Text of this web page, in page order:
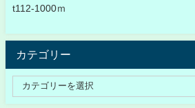
t112-1000ｍ
カテゴリー